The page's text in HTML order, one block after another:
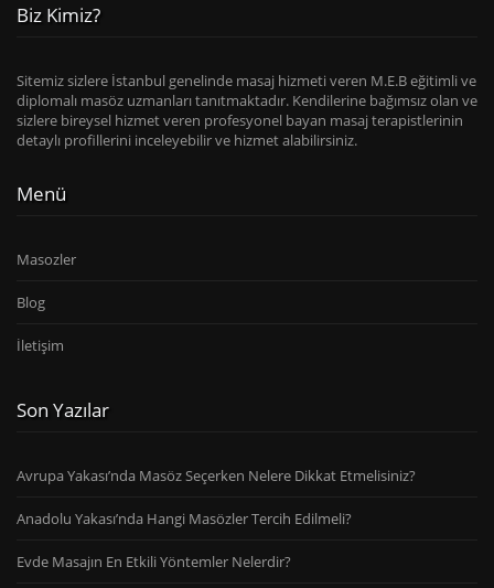
Biz Kimiz?
Sitemiz sizlere İstanbul genelinde masaj hizmeti veren M.E.B eğitimli ve
diplomalı masöz uzmanları tanıtmaktadır. Kendilerine bağımsız olan ve
sizlere bireysel hizmet veren profesyonel bayan masaj terapistlerinin
detaylı profillerini inceleyebilir ve hizmet alabilirsiniz.
Menü
Masozler
Blog
İletişim
Son Yazılar
Avrupa Yakası’nda Masöz Seçerken Nelere Dikkat Etmelisiniz?
Anadolu Yakası’nda Hangi Masözler Tercih Edilmeli?
Evde Masajın En Etkili Yöntemler Nelerdir?